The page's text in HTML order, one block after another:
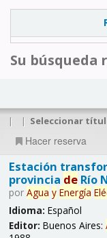
Su búsqueda
| | Seleccionar
Hacer reserva
Estación
provincia deRío
por Agua y Energía
Idioma: Español
Editor: Buenos Aires: